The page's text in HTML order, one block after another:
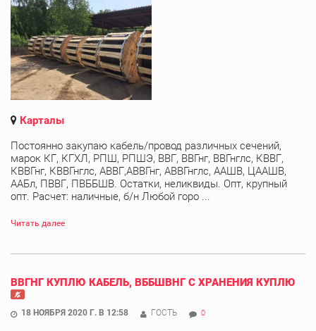
Карталы
Постоянно закупаю кабель/провод различных сечений,
марок КГ, КГХЛ, РПШ, РПШЭ, ВВГ, ВВГнг, ВВГнглс, КВВГ,
КВВГнг, КВВГнглс, АВВГ,АВВГнг, АВВГнглс, ААШВ, ЦААШВ,
ААБл, ПВВГ, ПВББШВ. Остатки, неликвиды. Опт, крупный
опт. Расчет: наличные, б/н Любой горо ...
Читать далее
ВВГНГ КУПЛЮ КАБЕЛЬ, ВББШВНГ С ХРАНЕНИЯ КУПЛЮ
18 НОЯБРЯ 2020 Г. В 12:58 ГОСТЬ 0